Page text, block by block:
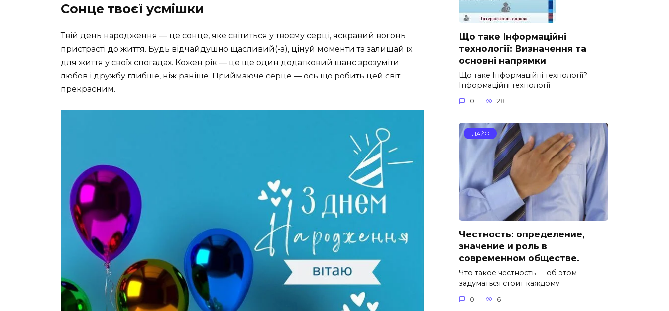
Сонце твоєї усмішки
Твій день народження — це сонце, яке світиться у твоєму серці, яскравий вогонь
пристрасті до життя. Будь відчайдушно щасливий(-а), цінуй моменти та залишай їх
для життя у своїх спогадах. Кожен рік — це ще один додатковий шанс зрозуміти
любов і дружбу глибше, ніж раніше. Приймаюче серце — ось що робить цей світ
прекрасним.
Що таке Інформаційні
технології: Визначення та
основні напрямки
Що таке Інформаційні технології?
Інформаційні технології
0 28
ЛАЙФ
Честность: определение,
значение и роль в
современном обществе.
Что такое честность — об этом
задуматься стоит каждому
0 6